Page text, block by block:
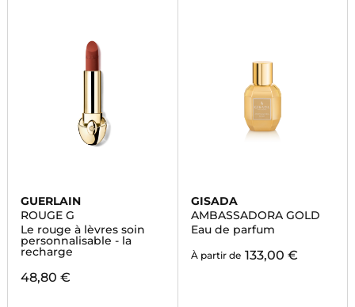
GUERLAIN
ROUGE G
Le rouge à lèvres soin
personnalisable - la
recharge
48,80 €
GISADA
AMBASSADORA GOLD
Eau de parfum
À partir de 133,00 €